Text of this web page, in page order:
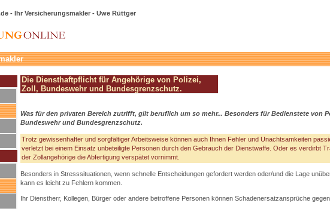
- Ihr Versicherungsmakler - Uwe Rüttger
Die Diensthaftpflicht für Angehörige von Polizei,
Zoll, Bundeswehr und Bundesgrenzschutz.
Was für den privaten Bereich zutrifft, gilt beruflich um so mehr... Besonders für Bedienstete von
Bundeswehr und Bundesgrenzschutz.
Trotz gewissenhafter und sorgfältiger Arbeitsweise können auch Ihnen Fehler und Unachtsamkeiten
verletzt bei einem Einsatz unbeteiligte Personen durch den Gebrauch der Dienstwaffe. Oder es verdirbt
der Zollangehörige die Abfertigung verspätet vornimmt.
Besonders in Stresssituationen, wenn schnelle Entscheidungen gefordert werden oder/und die Lage
kann es leicht zu Fehlern kommen.
Ihr Dienstherr, Kollegen, Bürger oder andere betroffene Personen können Schadenersatzansprüche gegen